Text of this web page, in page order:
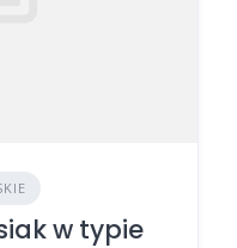
w typie